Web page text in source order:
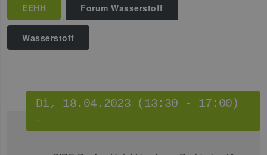
EEHH Forum Wasserstoff
Wasserstoff
Di, 18.04.2023 (13:30 - 17:00)
–